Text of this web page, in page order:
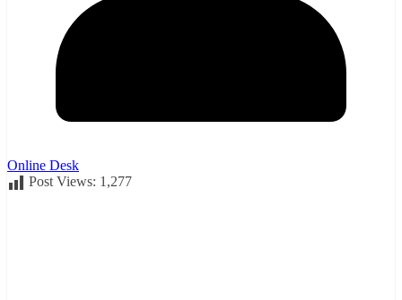
Online Desk
Post Views: 1,277